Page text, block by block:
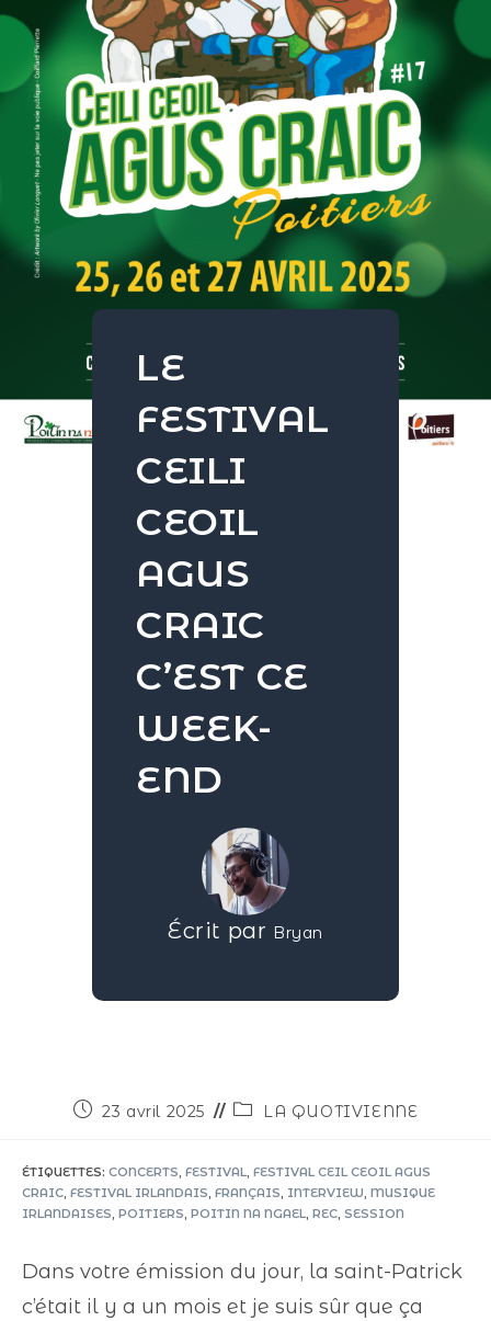
LE
FESTIVAL
CEILI
CEOIL
AGUS
CRAIC
C’EST CE
WEEK-
END
Écrit par Bryan
23 avril 2025 LA QUOTIVIENNE
ÉTIQUETTES: CONCERTS, FESTIVAL, FESTIVAL CEIL CEOIL AGUS
CRAIC, FESTIVAL IRLANDAIS, FRANÇAIS, INTERVIEW, MUSIQUE
IRLANDAISES, POITIERS, POITIN NA NGAEL, REC, SESSION
Dans votre émission du jour, la saint-Patrick
c’était il y a un mois et je suis sûr que ça